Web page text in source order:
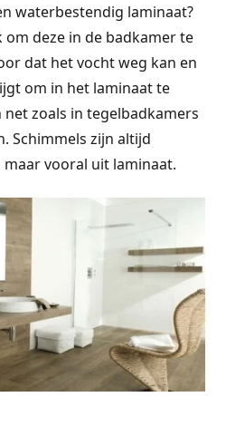
waterbestendig laminaat?
deze in de badkamer te
dat het vocht weg kan en
om in het laminaat te
zoals in tegelbadkamers
Schimmels zijn altijd
vooral uit laminaat.